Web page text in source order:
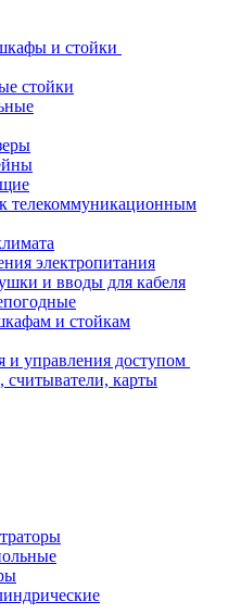
и стойки
стойки
телекоммуникационным
электропитания
и вводы для кабеля
и стойкам
управления доступом
карты